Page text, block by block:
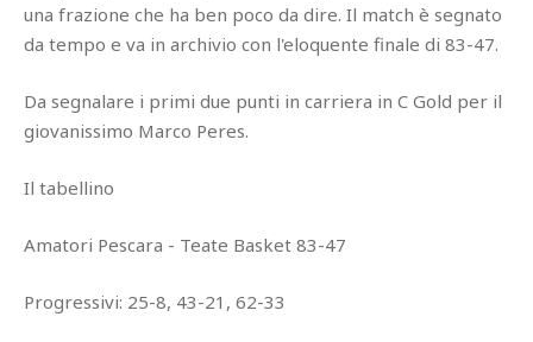
una frazione che ha ben poco da dire. Il match è segnato
da tempo e va in archivio con l'eloquente finale di 83-47.
Da segnalare i primi due punti in carriera in C Gold per il
giovanissimo Marco Peres.
Il tabellino
Amatori Pescara - Teate Basket 83-47
Progressivi: 25-8, 43-21, 62-33